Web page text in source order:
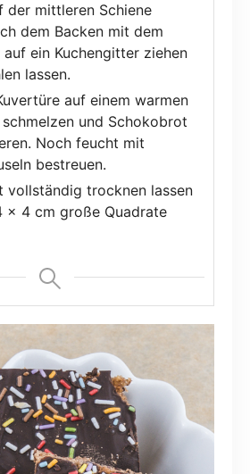
der mittleren Schiene
dem Backen mit dem
ein Kuchengitter ziehen
lassen.
auf einem warmen
und Schokobrot
Noch feucht mit
bestreuen.
vollständig trocknen lassen
x 4 cm große Quadrate